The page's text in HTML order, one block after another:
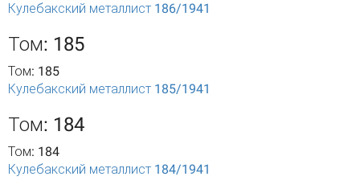
Кулебакский металлист 186/1941
Том: 185
Том: 185
Кулебакский металлист 185/1941
Том: 184
Том: 184
Кулебакский металлист 184/1941